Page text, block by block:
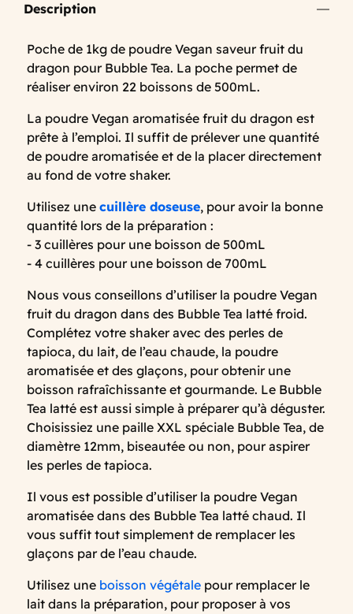
Description
Poche de 1kg de poudre Vegan saveur fruit du
dragon pour Bubble Tea. La poche permet de
réaliser environ 22 boissons de 500mL.
La poudre Vegan aromatisée fruit du dragon est
prête à l’emploi. Il suffit de prélever une quantité
de poudre aromatisée et de la placer directement
au fond de votre shaker.
Utilisez une cuillère doseuse, pour avoir la bonne
quantité lors de la préparation :
- 3 cuillères pour une boisson de 500mL
- 4 cuillères pour une boisson de 700mL
Nous vous conseillons d’utiliser la poudre Vegan
fruit du dragon dans des Bubble Tea latté froid.
Complétez votre shaker avec des perles de
tapioca, du lait, de l’eau chaude, la poudre
aromatisée et des glaçons, pour obtenir une
boisson rafraîchissante et gourmande. Le Bubble
Tea latté est aussi simple à préparer qu’à déguster.
Choisissiez une paille XXL spéciale Bubble Tea, de
diamètre 12mm, biseautée ou non, pour aspirer
les perles de tapioca.
Il vous est possible d’utiliser la poudre Vegan
aromatisée dans des Bubble Tea latté chaud. Il
vous suffit tout simplement de remplacer les
glaçons par de l’eau chaude.
Utilisez une boisson végétale pour remplacer le
lait dans la préparation, pour proposer à vos